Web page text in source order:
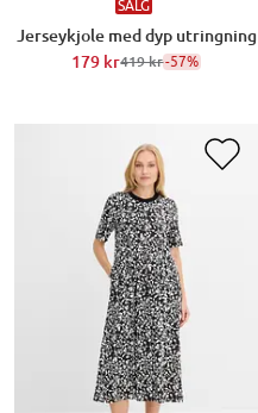
SALG
Jerseykjole med dyp utringning
179 kr419 kr-57%